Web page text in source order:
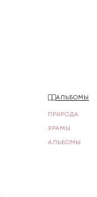
АЛЬБОМЫ
ПРИРОДА
ХРАМЫ
АЛЬБОМЫ